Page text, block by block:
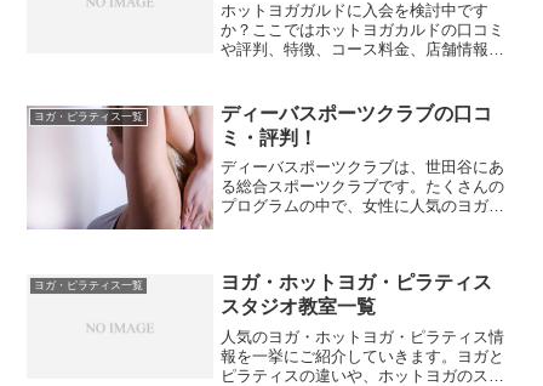
ホットヨガガルドに入会を検討中です
か？ここではホットヨガカルドの口コミ
や評判、特徴、コース料金、店舗情報な
ヨガ・ピラティス一覧
ディーバスポーツクラブの口コ
ミ・評判！
ディーバスポーツクラブは、世田谷にあ
る総合スポーツクラブです。たくさんの
プログラムの中で、女性に人気のヨガや
ヨガ・ピラティス一覧
ヨガ・ホットヨガ・ピラティス
スタジオ教室一覧
人気のヨガ・ホットヨガ・ピラティス情
報を一挙にご紹介していきます。ヨガと
ピラティスの違いや、ホットヨガのスタ